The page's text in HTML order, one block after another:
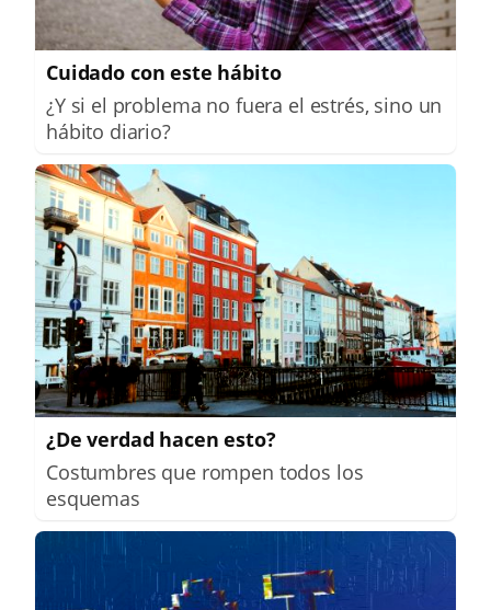
Cuidado con este hábito
¿Y si el problema no fuera el estrés, sino un
hábito diario?
¿De verdad hacen esto?
Costumbres que rompen todos los
esquemas